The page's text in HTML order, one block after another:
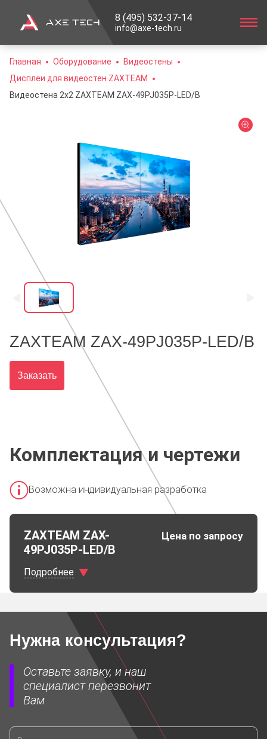
8 (495) 532-37-14
info@axe-tech.ru
Главная Оборудование
Видеостены
Дисплеи для видеостен ZAXTEAM
Видеостена 2x2 ZAXTEAM ZAX-49PJ035P-LED/B
ZAXTEAM ZAX-49PJ035P-LED/B
Заказать
Комплектация и чертежи
Возможна индивидуальная разработка
ZAXTEAM ZAX-
49PJ035P-LED/B
Цена по запросу
Подробнее
Характеристики
Диагональ
Яркость
Нужна консультация?
Оставьте заявку, и наш
специалист перезвонит
Вам